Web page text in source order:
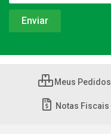
Meus Pedidos
Notas Fiscais